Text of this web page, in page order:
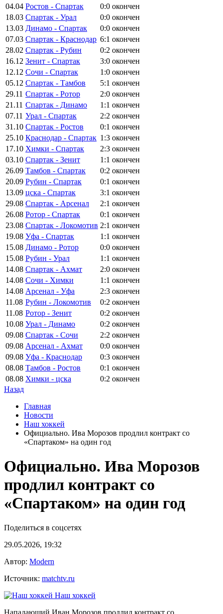
04.04 Ростов - Спартак 0:0 окончен
18.03 Спартак - Урал 0:0 окончен
13.03 Динамо - Спартак 0:0 окончен
07.03 Спартак - Краснодар 6:1 окончен
28.02 Спартак - Рубин 0:2 окончен
16.12 Зенит - Спартак 3:0 окончен
12.12 Сочи - Спартак 1:0 окончен
05.12 Спартак - Тамбов 5:1 окончен
29.11 Спартак - Ротор 2:0 окончен
21.11 Спартак - Динамо 1:1 окончен
07.11 Урал - Спартак 2:2 окончен
31.10 Спартак - Ростов 0:1 окончен
25.10 Краснодар - Спартак 1:3 окончен
17.10 Химки - Спартак 2:3 окончен
03.10 Спартак - Зенит 1:1 окончен
26.09 Тамбов - Спартак 0:2 окончен
20.09 Рубин - Спартак 0:1 окончен
13.09 цска - Спартак 3:1 окончен
29.08 Спартак - Арсенал 2:1 окончен
26.08 Ротор - Спартак 0:1 окончен
23.08 Спартак - Локомотив 2:1 окончен
19.08 Уфа - Спартак 1:1 окончен
15.08 Динамо - Ротор 0:0 окончен
15.08 Рубин - Урал 1:1 окончен
14.08 Спартак - Ахмат 2:0 окончен
14.08 Сочи - Химки 1:1 окончен
14.08 Арсенал - Уфа 2:3 окончен
11.08 Рубин - Локомотив 0:2 окончен
11.08 Ротор - Зенит 0:2 окончен
10.08 Урал - Динамо 0:2 окончен
09.08 Спартак - Сочи 2:2 окончен
09.08 Арсенал - Ахмат 0:0 окончен
09.08 Уфа - Краснодар 0:3 окончен
08.08 Тамбов - Ростов 0:1 окончен
08.08 Химки - цска 0:2 окончен
Назад
Главная
Новости
Наш хоккей
Официально. Ива Морозов продлил контракт со
«Спартаком» на один год
Официально. Ива Морозов
продлил контракт со
«Спартаком» на один год
Поделиться в соцсетях
29.05.2026, 19:32
Автор: Modern
Источник: matchtv.ru
Наш хоккей
Нападающий Иван Морозов продлил контракт со